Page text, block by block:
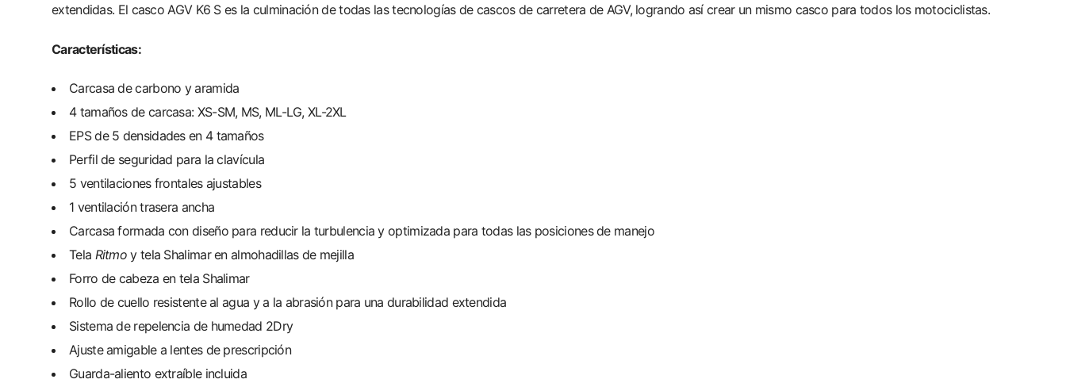
extendidas. El casco AGV K6 S es la culminación de todas las tecnologías de cascos de carretera de AGV, logrando así crear un mismo casco para todos los motociclistas.
Características:
Carcasa de carbono y aramida
4 tamaños de carcasa: XS-SM, MS, ML-LG, XL-2XL
EPS de 5 densidades en 4 tamaños
Perfil de seguridad para la clavícula
5 ventilaciones frontales ajustables
1 ventilación trasera ancha
Carcasa formada con diseño para reducir la turbulencia y optimizada para todas las posiciones de manejo
Tela Ritmo y tela Shalimar en almohadillas de mejilla
Forro de cabeza en tela Shalimar
Rollo de cuello resistente al agua y a la abrasión para una durabilidad extendida
Sistema de repelencia de humedad 2Dry
Ajuste amigable a lentes de prescripción
Guarda-aliento extraíble incluida